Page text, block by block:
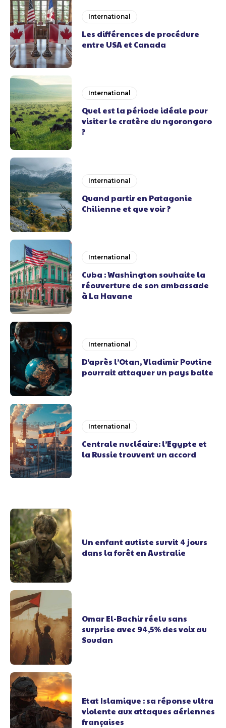
International
Les différences de procédure
entre USA et Canada
International
Quel est la période idéale pour
visiter le cratère du ngorongoro
?
International
Quand partir en Patagonie
Chilienne et que voir ?
International
Cuba : Washington souhaite la
réouverture de son ambassade
à La Havane
International
D’après l’Otan, Vladimir Poutine
pourrait attaquer un pays balte
International
Centrale nucléaire: l’Egypte et
la Russie trouvent un accord
Un enfant autiste survit 4 jours
dans la forêt en Australie
Omar El-Bachir réelu sans
surprise avec 94,5% des voix au
Soudan
Etat Islamique : sa réponse ultra
violente aux attaques aériennes
françaises